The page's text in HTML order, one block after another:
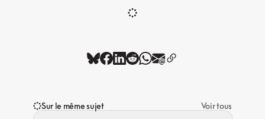
Sur le même sujet
Voir tous